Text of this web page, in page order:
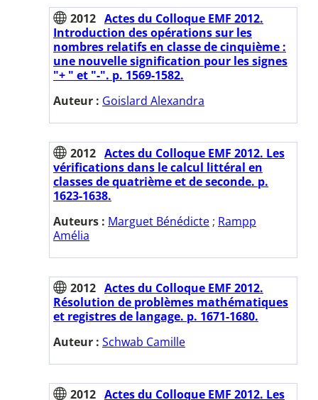
2012 Actes du Colloque EMF 2012.
Introduction des opérations sur les
nombres relatifs en classe de cinquième :
une nouvelle signification pour les signes
"+ " et "-". p. 1569-1582.
Auteur : Goislard Alexandra
2012 Actes du Colloque EMF 2012. Les
vérifications dans le calcul littéral en
classes de quatrième et de seconde. p.
1623-1638.
Auteurs : Marguet Bénédicte ; Rampp
Amélia
2012 Actes du Colloque EMF 2012.
Résolution de problèmes mathématiques
et registres de langage. p. 1671-1680.
Auteur : Schwab Camille
2012 Actes du Colloque EMF 2012. Les